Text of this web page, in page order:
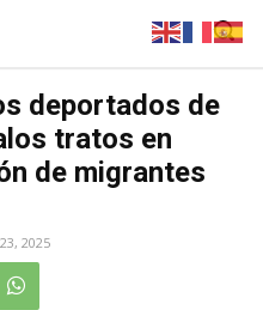
deportados de
tratos en
de migrantes
2025